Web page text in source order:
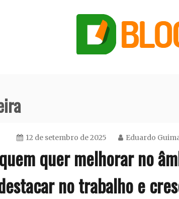
12 de setembro de 2025 Eduardo
quer melhorar no
no trabalho e